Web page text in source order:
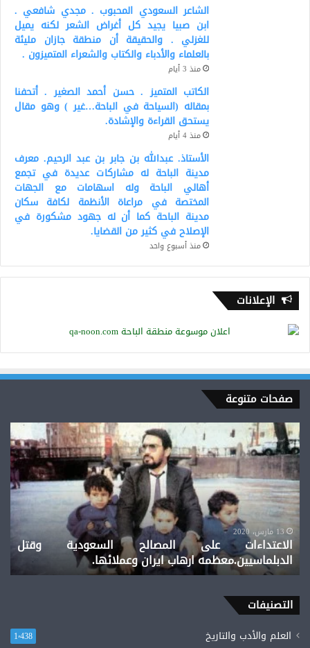
الشاعر السعودي المحبوب . مجدي شافعي .
ابن صبيا يجيد كل أغراض الشعر لكنه يميل
للغزلي . والحقيقة أن منطقة جازان مليئة
بالعلماء والأدباء والكتاب والشعراء المتميزون .
منذ 3 أيام
الكاتب المتميز . حسن أحمد الصغير . أتحفنا
بمقاله (السياحة في الباحة…غير ) وهو مقال
يستحق القراءة والإشادة.
منذ 4 أيام
الأستاذ. عبدالله بن جابر بن عبد الرحيم. معرف
مدينة الباحة له مشاركات عديدة في تجمع
أهالي الباحة وله اسهامات مع الجهات
المختصة في مراعاة الأنظمة لكافة سكان
مدينة الباحة كما أن له جهود مشكورة في
الإصلاح في كثير من القضايا.
منذ أسبوع واحد
الإعلانات
صفحات متنوعة
الاعتداءات
على
المصالح
السعودية
وقتل
الدبلماسيين.معظمه
ارهاب
ايران
وعملائها.
13 مارس، 2020
الاعتداءات على المصالح السعودية وقتل
الدبلماسيين.معظمه ارهاب ايران وعملائها.
التصنيفات
العلم والأدب والتاريخ 1٬438